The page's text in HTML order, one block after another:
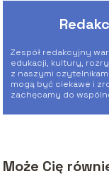
Zespół redakcyjny
edukacji, kultury,
z naszymi
mogą być ciekawe i
zachęcamy do
Może Cię